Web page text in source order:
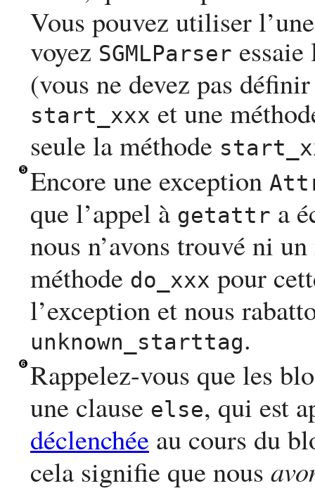
Vous pouvez utiliser
voyez SGMLParser
(vous ne devez pas
start_xxx et une
seule la méthode
Encore une exception
que l’appel à getattr a
nous n’avons trouvé ni
méthode do_xxx pour
l’exception et nous
unknown_starttag.
Rappelez-vous que les
une clause else, qui est
déclenchée au cours du
cela signifie que nous